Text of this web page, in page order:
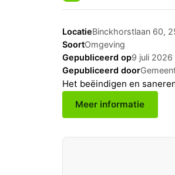
LocatieBinckhorstlaan 60,
SoortOmgeving
Gepubliceerd op9 juli 2026
Gepubliceerd door
Het beëindigen en
Meer informatie